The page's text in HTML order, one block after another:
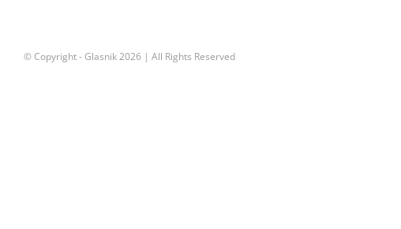
© Copyright - Glasnik2026 | All Rights Reserved